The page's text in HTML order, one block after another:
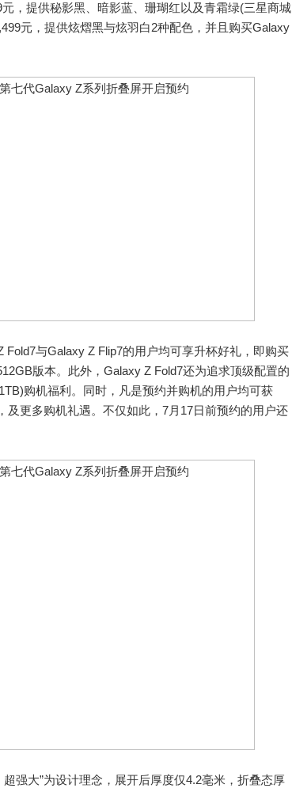
，提供秘影黑、暗影蓝、珊瑚红以及青霜绿(三星商城
元，提供炫熠黑与炫羽白2种配色，并且购买Galaxy
与Galaxy Z Flip7的用户均可享升杯好礼，即购买
版本。此外，Galaxy Z Fold7还为追求顶级配置的
购机福利。同时，凡是预约并购机的用户均可获
及更多购机礼遇。不仅如此，7月17日前预约的用户还
大”为设计理念，展开后厚度仅4.2毫米，折叠态厚